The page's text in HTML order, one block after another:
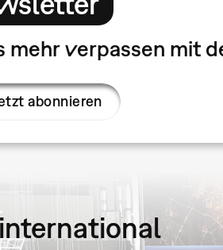
mehr verpassen mit
abonnieren